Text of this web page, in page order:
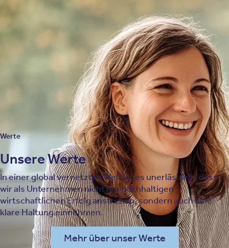
Die Oberberg Kliniken setzen auf innovative und
evidenzbasierte Therapieansätze, deren Qualität durch
unabhängige wissenschaftliche Untersuchungen
bestätigt wurde. Unsere Patienten geben uns regelmäßig
Bestnoten und empfehlen uns mit großer Überzeugung
Mehr über unsere Qualität
Werte
Unsere Werte
In einer global vernetzten Welt ist es unerlässlich, dass
wir als Unternehmen nicht nur nachhaltigen
wirtschaftlichen Erfolg anstreben, sondern auch eine
klare Haltung einnehmen.
Mehr über unser Werte